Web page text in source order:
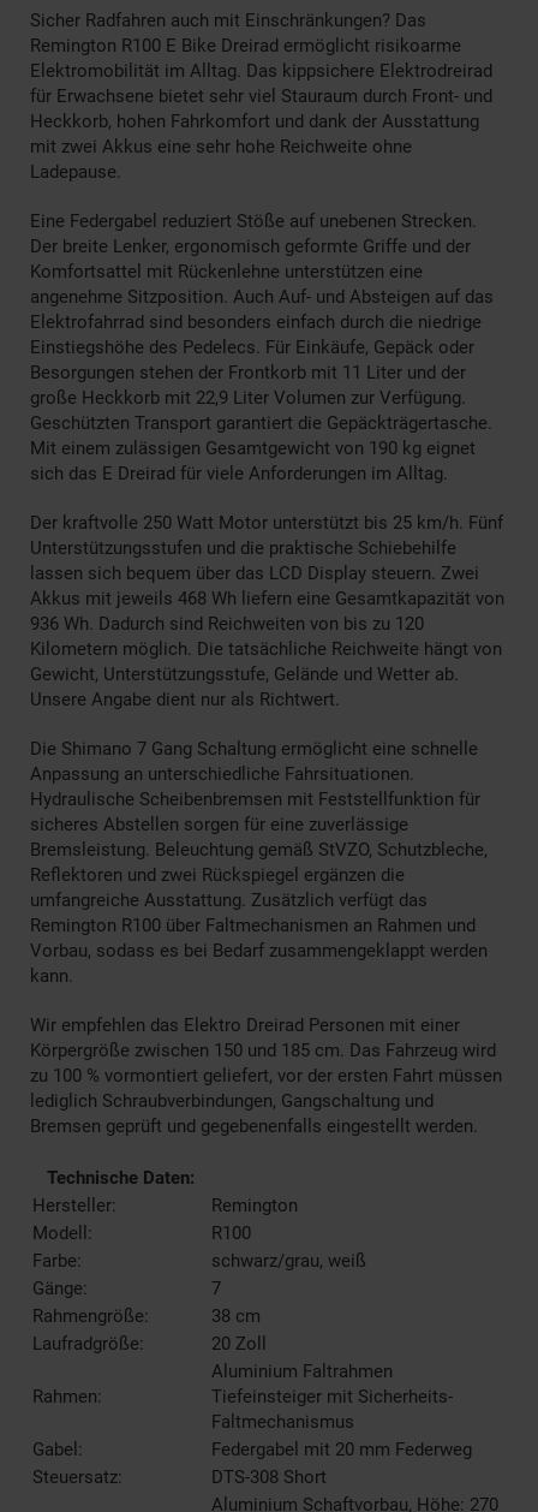
Sicher Radfahren auch mit Einschränkungen? Das
Remington R100 E Bike Dreirad ermöglicht risikoarme
Elektromobilität im Alltag. Das kippsichere Elektrodreirad
für Erwachsene bietet sehr viel Stauraum durch Front- und
Heckkorb, hohen Fahrkomfort und dank der Ausstattung
mit zwei Akkus eine sehr hohe Reichweite ohne
Ladepause.
Eine Federgabel reduziert Stöße auf unebenen Strecken.
Der breite Lenker, ergonomisch geformte Griffe und der
Komfortsattel mit Rückenlehne unterstützen eine
angenehme Sitzposition. Auch Auf- und Absteigen auf das
Elektrofahrrad sind besonders einfach durch die niedrige
Einstiegshöhe des Pedelecs. Für Einkäufe, Gepäck oder
Besorgungen stehen der Frontkorb mit 11 Liter und der
große Heckkorb mit 22,9 Liter Volumen zur Verfügung.
Geschützten Transport garantiert die Gepäckträgertasche.
Mit einem zulässigen Gesamtgewicht von 190 kg eignet
sich das E Dreirad für viele Anforderungen im Alltag.
Der kraftvolle 250 Watt Motor unterstützt bis 25 km/h. Fünf
Unterstützungsstufen und die praktische Schiebehilfe
lassen sich bequem über das LCD Display steuern. Zwei
Akkus mit jeweils 468 Wh liefern eine Gesamtkapazität von
936 Wh. Dadurch sind Reichweiten von bis zu 120
Kilometern möglich. Die tatsächliche Reichweite hängt von
Gewicht, Unterstützungsstufe, Gelände und Wetter ab.
Unsere Angabe dient nur als Richtwert.
Die Shimano 7 Gang Schaltung ermöglicht eine schnelle
Anpassung an unterschiedliche Fahrsituationen.
Hydraulische Scheibenbremsen mit Feststellfunktion für
sicheres Abstellen sorgen für eine zuverlässige
Bremsleistung. Beleuchtung gemäß StVZO, Schutzbleche,
Reflektoren und zwei Rückspiegel ergänzen die
umfangreiche Ausstattung. Zusätzlich verfügt das
Remington R100 über Faltmechanismen an Rahmen und
Vorbau, sodass es bei Bedarf zusammengeklappt werden
kann.
Wir empfehlen das Elektro Dreirad Personen mit einer
Körpergröße zwischen 150 und 185 cm. Das Fahrzeug wird
zu 100 % vormontiert geliefert, vor der ersten Fahrt müssen
lediglich Schraubverbindungen, Gangschaltung und
Bremsen geprüft und gegebenenfalls eingestellt werden.
Technische Daten:
Hersteller:
Remington
Modell:
R100
Farbe:
schwarz/grau, weiß
Gänge:
7
Rahmengröße:
38 cm
Laufradgröße:
20 Zoll
Rahmen:
Aluminium Faltrahmen
Tiefeinsteiger mit Sicherheits-
Faltmechanismus
Gabel:
Federgabel mit 20 mm Federweg
Steuersatz:
DTS-308 Short
Aluminium Schaftvorbau, Höhe: 270